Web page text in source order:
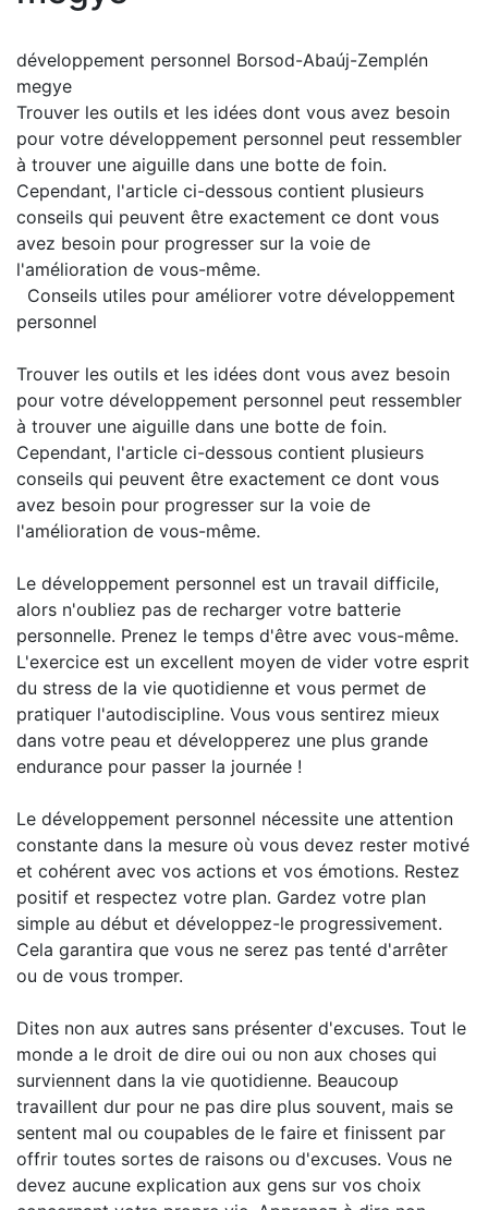
développement personnel Borsod-Abaúj-Zemplén
megye
Trouver les outils et les idées dont vous avez besoin
pour votre développement personnel peut ressembler
à trouver une aiguille dans une botte de foin.
Cependant, l'article ci-dessous contient plusieurs
conseils qui peuvent être exactement ce dont vous
avez besoin pour progresser sur la voie de
l'amélioration de vous-même.
Conseils utiles pour améliorer votre développement
personnel
Trouver les outils et les idées dont vous avez besoin
pour votre développement personnel peut ressembler
à trouver une aiguille dans une botte de foin.
Cependant, l'article ci-dessous contient plusieurs
conseils qui peuvent être exactement ce dont vous
avez besoin pour progresser sur la voie de
l'amélioration de vous-même.
Le développement personnel est un travail difficile,
alors n'oubliez pas de recharger votre batterie
personnelle. Prenez le temps d'être avec vous-même.
L'exercice est un excellent moyen de vider votre esprit
du stress de la vie quotidienne et vous permet de
pratiquer l'autodiscipline. Vous vous sentirez mieux
dans votre peau et développerez une plus grande
endurance pour passer la journée !
Le développement personnel nécessite une attention
constante dans la mesure où vous devez rester motivé
et cohérent avec vos actions et vos émotions. Restez
positif et respectez votre plan. Gardez votre plan
simple au début et développez-le progressivement.
Cela garantira que vous ne serez pas tenté d'arrêter
ou de vous tromper.
Dites non aux autres sans présenter d'excuses. Tout le
monde a le droit de dire oui ou non aux choses qui
surviennent dans la vie quotidienne. Beaucoup
travaillent dur pour ne pas dire plus souvent, mais se
sentent mal ou coupables de le faire et finissent par
offrir toutes sortes de raisons ou d'excuses. Vous ne
devez aucune explication aux gens sur vos choix